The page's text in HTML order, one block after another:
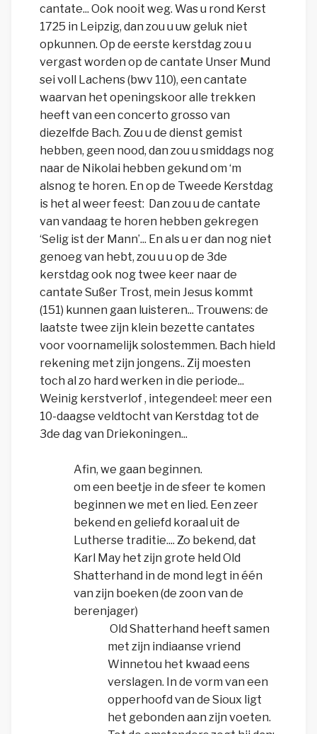
cantate... Ook nooit weg. Was u rond Kerst
1725 in Leipzig, dan zou u uw geluk niet
opkunnen. Op de eerste kerstdag zou u
vergast worden op de cantate Unser Mund
sei voll Lachens (bwv 110), een cantate
waarvan het openingskoor alle trekken
heeft van een concerto grosso van
diezelfde Bach. Zou u de dienst gemist
hebben, geen nood, dan zou u smiddags nog
naar de Nikolai hebben gekund om ‘m
alsnog te horen. En op de Tweede Kerstdag
is het al weer feest: Dan zou u de cantate
van vandaag te horen hebben gekregen
‘Selig ist der Mann’... En als u er dan nog niet
genoeg van hebt, zou u u op de 3de
kerstdag ook nog twee keer naar de
cantate Sußer Trost, mein Jesus kommt
(151) kunnen gaan luisteren... Trouwens: de
laatste twee zijn klein bezette cantates
voor voornamelijk solostemmen. Bach hield
rekening met zijn jongens.. Zij moesten
toch al zo hard werken in die periode...
Weinig kerstverlof , integendeel: meer een
10-daagse veldtocht van Kerstdag tot de
3de dag van Driekoningen...
Afin, we gaan beginnen.
om een beetje in de sfeer te komen
beginnen we met en lied. Een zeer
bekend en geliefd koraal uit de
Lutherse traditie.... Zo bekend, dat
Karl May het zijn grote held Old
Shatterhand in de mond legt in één
van zijn boeken (de zoon van de
berenjager)
Old Shatterhand heeft samen
met zijn indiaanse vriend
Winnetou het kwaad eens
verslagen. In de vorm van een
opperhoofd van de Sioux ligt
het gebonden aan zijn voeten.